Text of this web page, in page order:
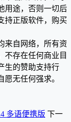
用途，否则一切后
持正版软件，购买
来自网络，所有资
不存在任何商业目
生的赞助支持行
无任何强求。
多语便携版 下一